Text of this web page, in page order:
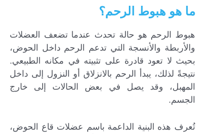
ما هو هبوط الرحم؟
هبوط الرحم هو حالة تحدث عندما تضعف العضلات
والأربطة والأنسجة التي تدعم الرحم داخل الحوض،
بحيث لا تعود قادرة على تثبيته في مكانه الطبيعي.
نتيجةً لذلك، يبدأ الرحم بالانزلاق أو النزول إلى داخل
المهبل، وقد يصل في بعض الحالات إلى خارج
الجسم.
تُعرف هذه البنية الداعمة باسم عضلات قاع الحوض،